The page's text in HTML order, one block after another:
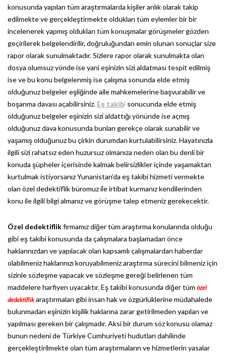
konusunda yapılan tüm araştırmalarda kişiler anlık olarak takip
edilmekte ve gerçekleştirmekte oldukları tüm eylemler bir bir
incelenerek yapmış oldukları tüm konuşmalar görüşmeler gözden
geçirilerek belgelendirilir, doğruluğundan emin olunan sonuçlar size
rapor olarak sunulmaktadır. Sizlere rapor olarak sunulmakta olan
dosya olumsuz yönde ise yani eşinizin sizi aldatması tespit edilmiş
ise ve bu konu belgelenmiş ise çalışma sonunda elde etmiş
olduğunuz belgeler eşliğinde aile mahkemelerine başvurabilir ve
boşanma davası açabilirsiniz. Eş takibi sonucunda elde etmiş
olduğunuz belgeler eşinizin sizi aldattığı yönünde ise açmış
olduğunuz dava konusunda bunları gerekçe olarak sunabilir ve
yaşamış olduğunuz bu çirkin durumdan kurtulabilirsiniz. Hayatınızla
ilgili sizi rahatsız eden huzursuz olmanıza neden olan bu denli bir
konuda şüpheler içerisinde kalmak belirsizlikler içinde yaşamaktan
kurtulmak istiyorsanız Yunanistan’da eş takibi hizmeti vermekte
olan özel dedektiflik büromuz ile irtibat kurmanız kendilerinden
konu ile ilgili bilgi almanız ve görüşme talep etmeniz gerekecektir.
Özel dedektiflikfirmamız diğer tüm araştırma konularında olduğu
gibi eş takibi konusunda da çalışmalara başlamadan önce
haklarınızdan ve yapılacak olan kapsamlı çalışmalardan haberdar
olabilmeniz haklarınızı koruyabilmeniz araştırma sürecini bilmeniz için
sizinle sözleşme yapacak ve sözleşme gereği belirlenen tüm
maddelere harfiyen uyacaktır. Eş takibi konusunda diğer tüm özel
dedektiflikaraştırmaları gibi insan hak ve özgürlüklerine müdahalede
bulunmadan eşinizin kişilik haklarına zarar getirilmeden yapılan ve
yapılması gereken bir çalışmadır. Aksi bir durum söz konusu olamaz
bunun nedeni de Türkiye Cumhuriyeti hudutları dahilinde
gerçekleştirilmekte olan tüm araştırmaların ve hizmetlerin yasalar